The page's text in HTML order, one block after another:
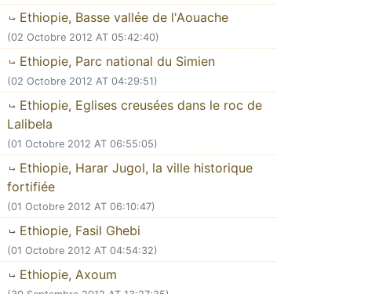
Ethiopie, Basse vallée de l'Aouache
(02 Octobre 2012 AT 05:42:40)
Ethiopie, Parc national du Simien
(02 Octobre 2012 AT 04:29:51)
Ethiopie, Eglises creusées dans le roc de
Lalibela
(01 Octobre 2012 AT 06:55:05)
Ethiopie, Harar Jugol, la ville historique
fortifiée
(01 Octobre 2012 AT 06:10:47)
Ethiopie, Fasil Ghebi
(01 Octobre 2012 AT 04:54:32)
Ethiopie, Axoum